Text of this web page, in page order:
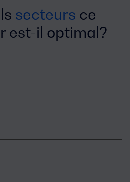
secteurs ce
est-il optimal?